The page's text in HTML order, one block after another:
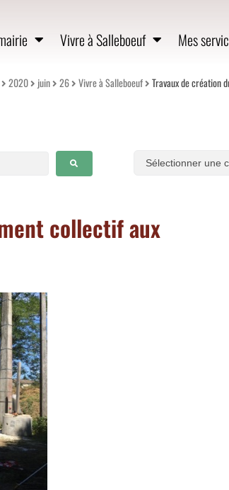
Vivre à Salleboeuf Mes
2020 juin 26 Vivre à Salleboeuf Travaux de création
collectif aux